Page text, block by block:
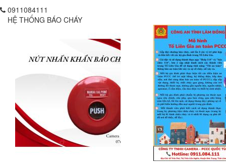
0911084111
HỆ THỐNG BÁO CHÁY